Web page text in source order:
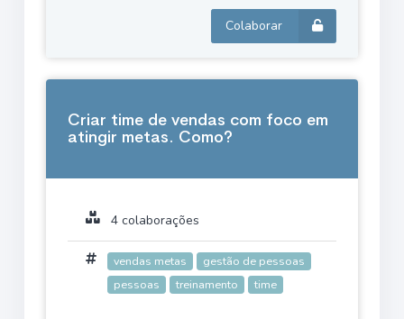
Colaborar
Criar time de vendas com foco em
atingir metas. Como?
4 colaborações
vendas metas
gestão de pessoas
pessoas
treinamento time